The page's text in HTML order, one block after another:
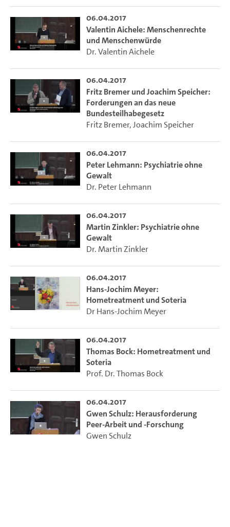
06.04.2017
Valentin Aichele: Menschenrechte
und Menschenwürde
Dr. Valentin Aichele
06.04.2017
Fritz Bremer und Joachim Speicher:
Forderungen an das neue
Bundesteilhabegesetz
Fritz Bremer,Joachim Speicher
06.04.2017
Peter Lehmann: Psychiatrie ohne
Gewalt
Dr. Peter Lehmann
06.04.2017
Martin Zinkler: Psychiatrie ohne
Gewalt
Dr. Martin Zinkler
06.04.2017
Hans-Jochim Meyer:
Hometreatment und Soteria
Dr Hans-Jochim Meyer
06.04.2017
Thomas Bock: Hometreatment und
Soteria
Prof. Dr. Thomas Bock
06.04.2017
Gwen Schulz: Herausforderung
Peer-Arbeit und -Forschung
Gwen Schulz